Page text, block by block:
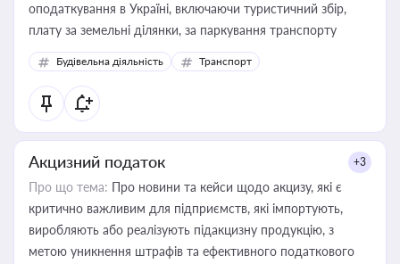
оподаткування в Україні, включаючи туристичний збір,
плату за земельні ділянки, за паркування транспорту
Будівельна діяльність Транспорт
Акцизний податок +3
Про що тема: Про новини та кейси щодо акцизу, які є
критично важливим для підприємств, які імпортують,
виробляють або реалізують підакцизну продукцію, з
метою уникнення штрафів та ефективного податкового